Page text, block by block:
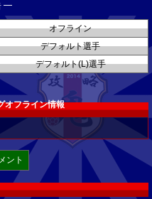
━
オフライン
デフォルト選手
デフォルト(L)選手
オフライン情報
ント